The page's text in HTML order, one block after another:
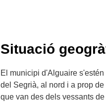
Situació
El municipi d'Alguaire
del Segrià, al nord i a prop
que van des dels vessants